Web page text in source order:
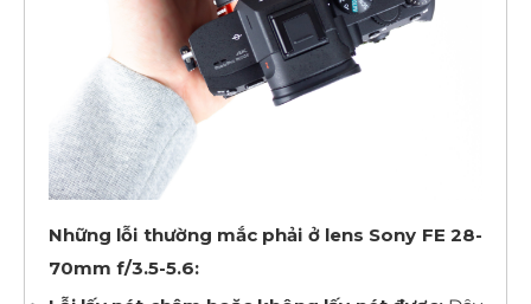
Những lỗi thường mắc phải ở lens Sony FE 28-
70mm f/3.5-5.6: